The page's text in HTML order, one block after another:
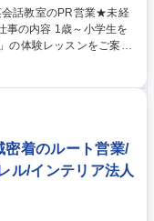
の体験レッスンをご案内
子どもたちに英語の楽
整 ■全国1,500教室以上
ご案内できます。未経験
ではありませんので、英
密着のルート営業/
ル/インテリア法人